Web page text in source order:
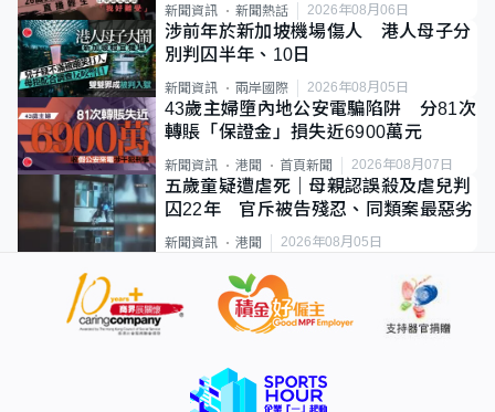
新聞資訊 新聞熱話 2026年08月06日
涉前年於新加坡機場傷人 港人母子分
別判囚半年、10日
新聞資訊 兩岸國際 2026年08月05日
43歲主婦墮內地公安電騙陷阱 分81次
轉賬「保證金」損失近6900萬元
新聞資訊 港聞 首頁新聞 2026年08月07日
五歲童疑遭虐死｜母親認誤殺及虐兒判
囚22年 官斥被告殘忍、同類案最惡劣
新聞資訊 港聞 2026年08月05日